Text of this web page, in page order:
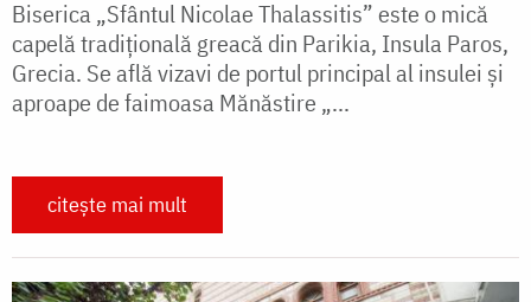
Biserica „Sfântul Nicolae Thalassitis” este o mică
capelă tradițională greacă din Parikia, Insula Paros,
Grecia. Se află vizavi de portul principal al insulei și
aproape de faimoasa Mănăstire „...
citește mai mult